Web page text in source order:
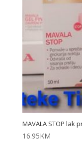
MAVALA STOP lak
16.95KM